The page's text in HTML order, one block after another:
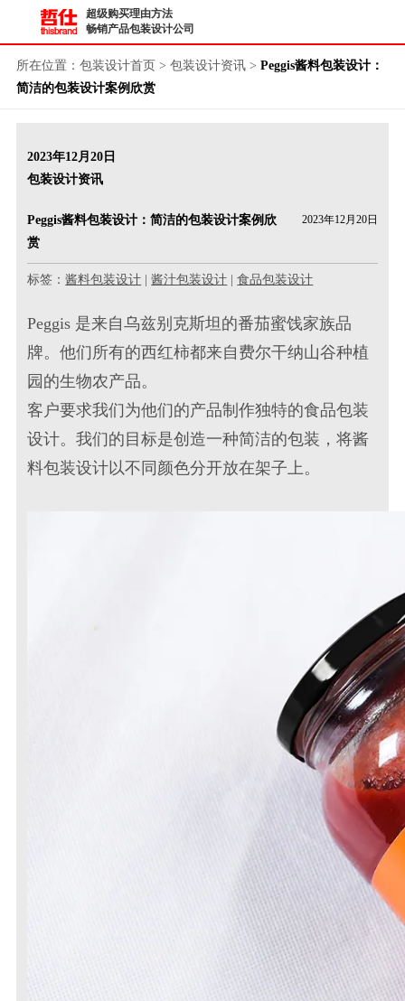
超级购买理由方法
畅销产品包装设计公司
所在位置： 包装设计首页 > 包装设计资讯> Peggis酱料包装设计：
简洁的包装设计案例欣赏
2023年12月20日
包装设计资讯
Peggis酱料包装设计：简洁的包装设计案例欣
赏
2023年12月20日
标签：酱料包装设计 |酱汁包装设计 |食品包装设计
Peggis 是来自乌兹别克斯坦的番茄蜜饯家族品
牌。他们所有的西红柿都来自费尔干纳山谷种植
园的生物农产品。
客户要求我们为他们的产品制作独特的食品包装
设计。我们的目标是创造一种简洁的包装 ，将酱
料包装设计以不同颜色分开放在架子上。